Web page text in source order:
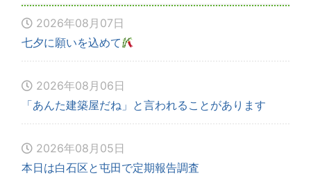
2026年08月07日
七夕に願いを込めて
2026年08月06日
「あんた建築屋だね」と言われることがあります
2026年08月05日
本日は白石区と屯田で定期報告調査